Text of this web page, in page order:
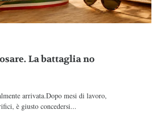
La battaglia no
arrivata.Dopo mesi di lavoro,
è giusto concedersi...